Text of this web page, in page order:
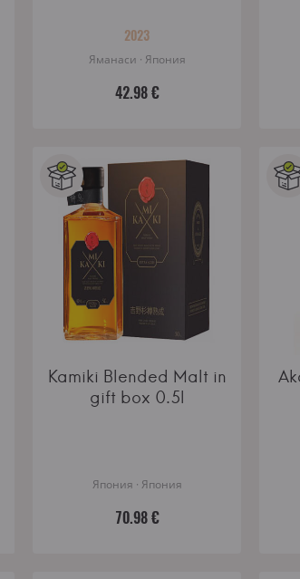
2023
Яманаси · Япония
42.98 €
Kamiki Blended Malt in
gift box 0.5l
Япония · Япония
70.98 €